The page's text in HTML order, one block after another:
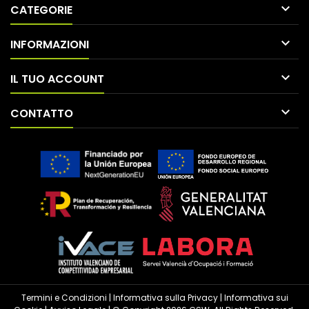
CATEGORIE 
INFORMAZIONI 
IL TUO ACCOUNT 
CONTATTO 
Termini e Condizioni | Informativa sulla Privacy| Informativa sui